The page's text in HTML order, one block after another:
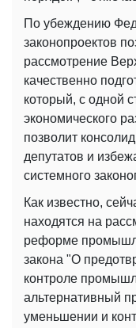
По убеждению
законопроектов
рассмотрение
качественно
который, с одной
экономического
позволит
депутатов и
системного
Как известно,
находятся на
реформе
закона "О
контроле
альтернативный
уменьшении и